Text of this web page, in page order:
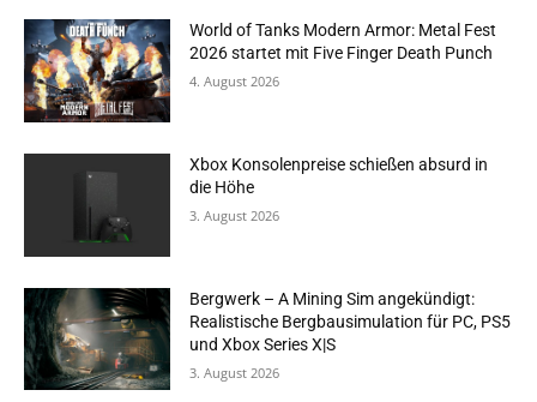
World of Tanks Modern Armor: Metal Fest
2026 startet mit Five Finger Death Punch
4. August 2026
Xbox Konsolenpreise schießen absurd in
die Höhe
3. August 2026
Bergwerk – A Mining Sim angekündigt:
Realistische Bergbausimulation für PC, PS5
und Xbox Series X|S
3. August 2026